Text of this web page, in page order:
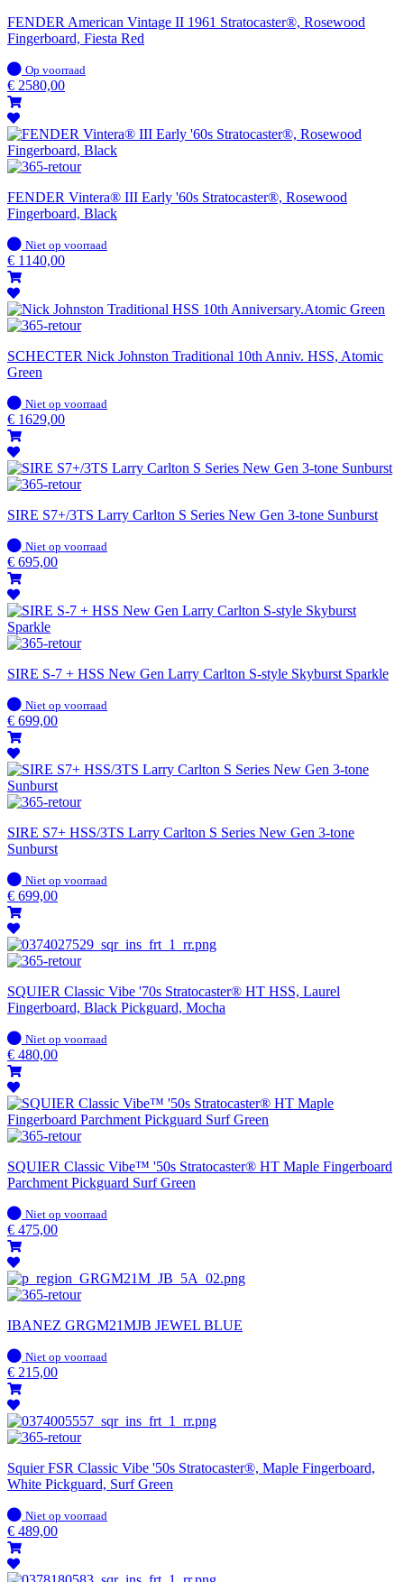
FENDER American Vintage II 1961 Stratocaster®, Rosewood
Fingerboard, Fiesta Red
Op
voorraad
Op voorraad
€ 2580,00
FENDER Vintera® III Early '60s Stratocaster®, Rosewood
Fingerboard, Black
Op
voorraad
Niet op voorraad
€ 1140,00
SCHECTER Nick Johnston Traditional 10th Anniv. HSS, Atomic
Green
Op
voorraad
Niet op voorraad
€ 1629,00
SIRE S7+/3TS Larry Carlton S Series New Gen 3-tone Sunburst
Op
voorraad
Niet op voorraad
€ 695,00
SIRE S-7 + HSS New Gen Larry Carlton S-style Skyburst Sparkle
Op
voorraad
Niet op voorraad
€ 699,00
SIRE S7+ HSS/3TS Larry Carlton S Series New Gen 3-tone
Sunburst
Op
voorraad
Niet op voorraad
€ 699,00
SQUIER Classic Vibe '70s Stratocaster® HT HSS, Laurel
Fingerboard, Black Pickguard, Mocha
Op
voorraad
Niet op voorraad
€ 480,00
SQUIER Classic Vibe™ '50s Stratocaster® HT Maple Fingerboard
Parchment Pickguard Surf Green
Op
voorraad
Niet op voorraad
€ 475,00
IBANEZ GRGM21MJB JEWEL BLUE
Op
voorraad
Niet op voorraad
€ 215,00
Squier FSR Classic Vibe '50s Stratocaster®, Maple Fingerboard,
White Pickguard, Surf Green
Op
voorraad
Niet op voorraad
€ 489,00